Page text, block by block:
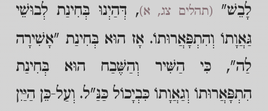
לָבֵשׁ" (תהלים צג, א), דְּהַיְנוּ בְּחִינַת לְבוּשֵׁי
גַּאֲוָתוֹ וְהִתְפָּאֲרוּתוֹ. אָז הוּא בְּחִינַת "אָשִׁירָה
לַה", כִּי הַשִּׁיר וְהַשֶּׁבַח הוּא בְּחִינַת
הִתְפָּאֲרוּתוֹ וְגַאֲוָתוֹ כִּבְיָכוֹל כַּנַּ"ל. וְעַל-כֵּן הַיַּיִן